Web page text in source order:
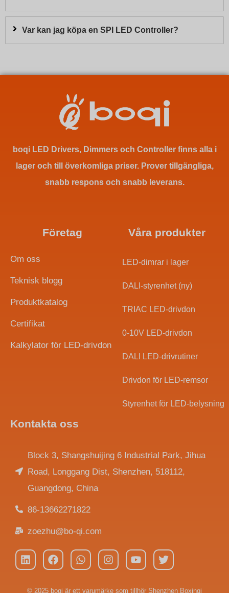
Var kan jag köpa en SPI LED Controller?
boqi LED Drivers, Dimmers och Controller finns alla i
lager och till överkomliga priser. Prover tillgängliga,
snabb respons och snabb leverans.
Företag
Om oss
Teknisk blogg
Produktkatalog
Certifikat
Kalkylator för LED-drivdon
Våra produkter
LED-dimrar i lager
DALI-styrenhet (ny)
TRIAC LED-drivdon
0-10V LED-drivdon
DALI LED-drivrutiner
Drivdon för LED-remsor
Styrenhet för LED-belysning
Kontakta oss
Block 3, Shangshuijing 6 Industrial Park, Jihua
Road, Longgang Dist, Shenzhen, 518112,
Guangdong, China
86-13662271822
zoezhu@bo-qi.com
© 2025 boqi är ett varumärke som tillhör Shenzhen Boxinqi
Polish
Spanish
Portuguese